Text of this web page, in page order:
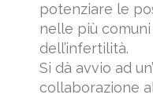
potenziare le
nelle più
dell’infertilità.
Si dà avvio ad
collaborazione